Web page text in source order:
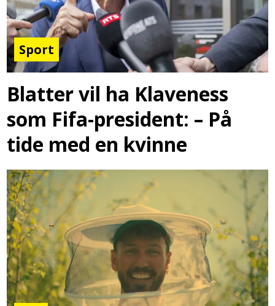
Sport
Blatter vil ha Klaveness
som Fifa-president: – På
tide med en kvinne